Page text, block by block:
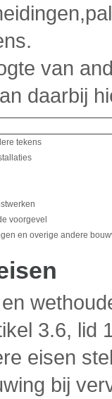
van
daarbij
tekens
voorgevel
en overige andere
3.6, lid
eisen
bij